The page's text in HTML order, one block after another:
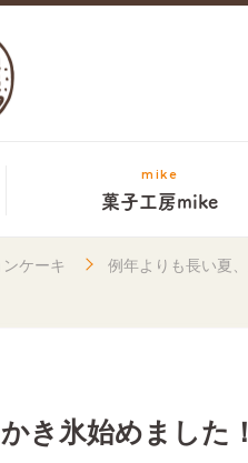
mike
菓子工房mike
ケーキ 例年よりも長い夏
き氷始めました